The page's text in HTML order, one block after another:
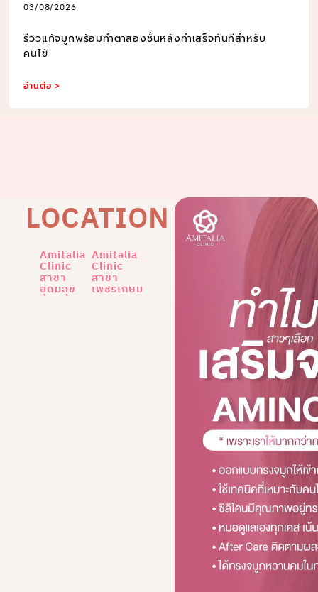
03/08/2026
รีวิวแก้จมูกพร้อมทำตาสองชั้นหลังทำเสร็จทันทีสำหรับ
คนไข้
อ่านต่อ >
LOCATION
Amitalia
Clinic
สาขา
อุดมสุข
Amitalia
Clinic
สาขา
เพชรเกษม